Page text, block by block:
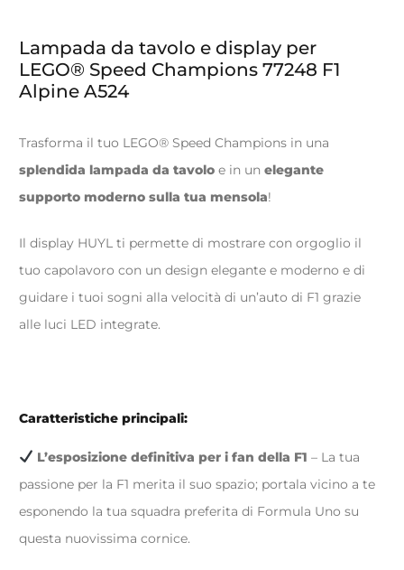
Lampada da tavolo e display per
LEGO® Speed Champions 77248 F1
Alpine A524
Trasforma il tuo LEGO® Speed Champions in una
splendida lampada da tavolo e in un elegante
supporto moderno sulla tua mensola!
Il display HUYL ti permette di mostrare con orgoglio il
tuo capolavoro con un design elegante e moderno e di
guidare i tuoi sogni alla velocità di un’auto di F1 grazie
alle luci LED integrate.
Caratteristiche principali:
L’esposizione definitiva per i fan della F1 – La tua
passione per la F1 merita il suo spazio; portala vicino a te
esponendo la tua squadra preferita di Formula Uno su
questa nuovissima cornice.